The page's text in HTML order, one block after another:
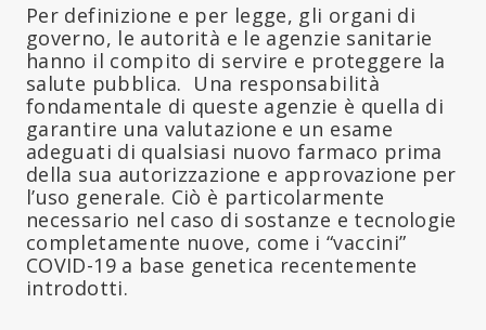
Per definizione e per legge, gli organi di
governo, le autorità e le agenzie sanitarie
hanno il compito di servire e proteggere la
salute pubblica. Una responsabilità
fondamentale di queste agenzie è quella di
garantire una valutazione e un esame
adeguati di qualsiasi nuovo farmaco prima
della sua autorizzazione e approvazione per
l’uso generale. Ciò è particolarmente
necessario nel caso di sostanze e tecnologie
completamente nuove, come i “vaccini”
COVID-19 a base genetica recentemente
introdotti.